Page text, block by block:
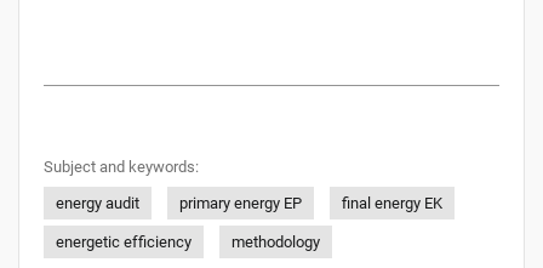
Subject and keywords:
energy audit
primary energy EP final energy EK
energetic efficiency methodology